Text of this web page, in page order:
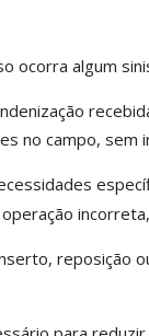
ocorra algum
no campo, sem
reposição